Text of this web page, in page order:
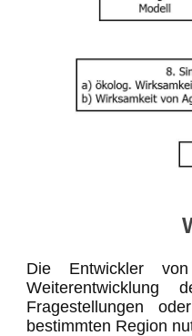
Die Entwickler
Fragestellungen
bestimmten Region